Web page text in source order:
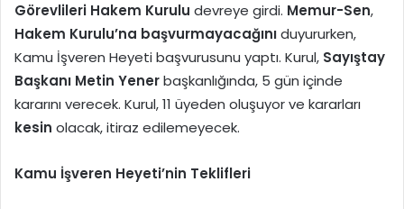
Görevlileri Hakem Kurulu devreye girdi. Memur-Sen,
Hakem Kurulu’na başvurmayacağınıduyururken,
Kamu İşveren Heyeti başvurusunu yaptı. Kurul, Sayıştay
Başkanı Metin Yenerbaşkanlığında, 5 gün içinde
kararını verecek. Kurul, 11 üyeden oluşuyor ve kararları
kesin olacak, itiraz edilemeyecek.
Kamu İşveren Heyeti’nin Teklifleri